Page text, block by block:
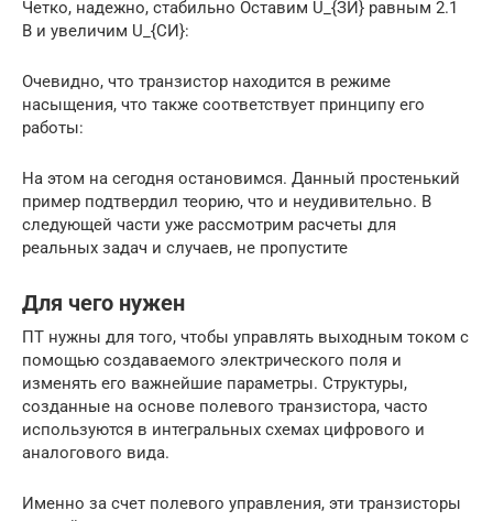
Четко, надежно, стабильно Оставим U_{ЗИ} равным 2.1
В и увеличим U_{СИ}:
Очевидно, что транзистор находится в режиме
насыщения, что также соответствует принципу его
работы:
На этом на сегодня остановимся. Данный простенький
пример подтвердил теорию, что и неудивительно. В
следующей части уже рассмотрим расчеты для
реальных задач и случаев, не пропустите
Для чего нужен
ПТ нужны для того, чтобы управлять выходным током с
помощью создаваемого электрического поля и
изменять его важнейшие параметры. Структуры,
созданные на основе полевого транзистора, часто
используются в интегральных схемах цифрового и
аналогового вида.
Именно за счет полевого управления, эти транзисторы